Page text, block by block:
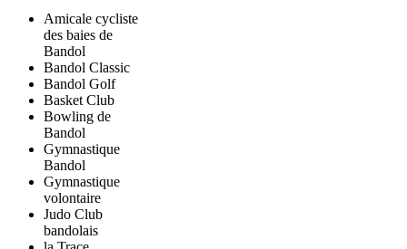
Amicale cycliste
des baies de
Bandol
Bandol Classic
Bandol Golf
Basket Club
Bowling de
Bandol
Gymnastique
Bandol
Gymnastique
volontaire
Judo Club
bandolais